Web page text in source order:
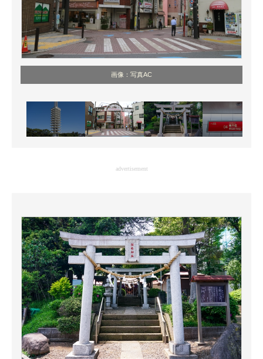
エネルギーの専門メディア
建設×テクノロジーの最前線
ちょっと気になるネットの話題
画像：写真AC
advertisement